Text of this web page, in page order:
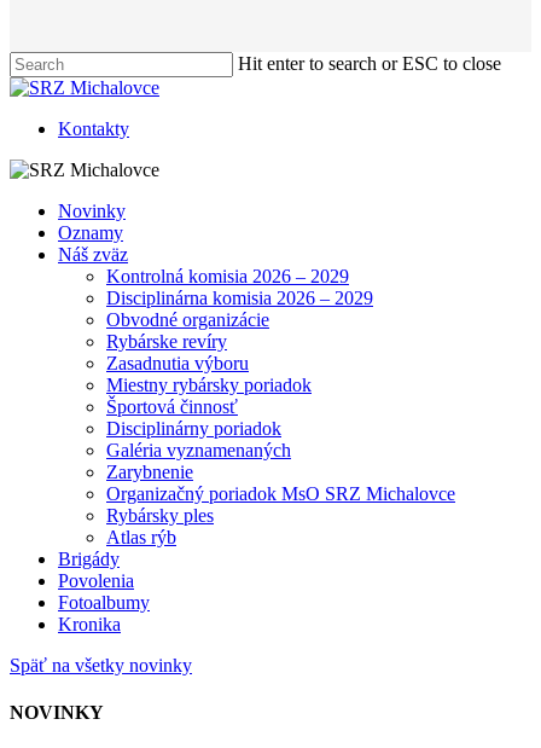
Hit enter to search or ESC to close
Close
Kontakty
Menu
Novinky
Oznamy
Náš zväz
Kontrolná komisia 2026 – 2029
Disciplinárna komisia 2026 – 2029
Obvodné organizácie
Rybárske revíry
Zasadnutia výboru
Miestny rybársky poriadok
Športová činnosť
Disciplinárny poriadok
Galéria vyznamenaných
Zarybnenie
Organizačný poriadok MsO SRZ Michalovce
Rybársky ples
Atlas rýb
Brigády
Povolenia
Fotoalbumy
Kronika
Späť na všetky novinky
NOVINKY